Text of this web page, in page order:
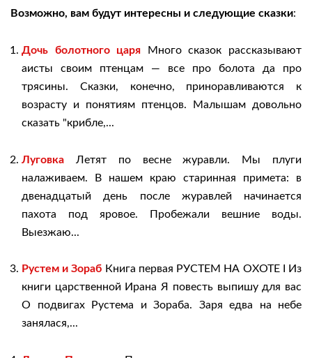
Возможно, вам будут интересны и следующие сказки:
Дочь болотного царя Много сказок рассказывают
аисты своим птенцам — все про болота да про
трясины. Сказки, конечно, приноравливаются к
возрасту и понятиям птенцов. Малышам довольно
сказать "крибле,...
Луговка Летят по весне журавли. Мы плуги
налаживаем. В нашем краю старинная примета: в
двенадцатый день после журавлей начинается
пахота под яровое. Пробежали вешние воды.
Выезжаю...
Рустем и Зораб Книга первая РУСТЕМ НА ОХОТЕ I Из
книги царственной Ирана Я повесть выпишу для вас
О подвигах Рустема и Зораба. Заря едва на небе
занялася,...